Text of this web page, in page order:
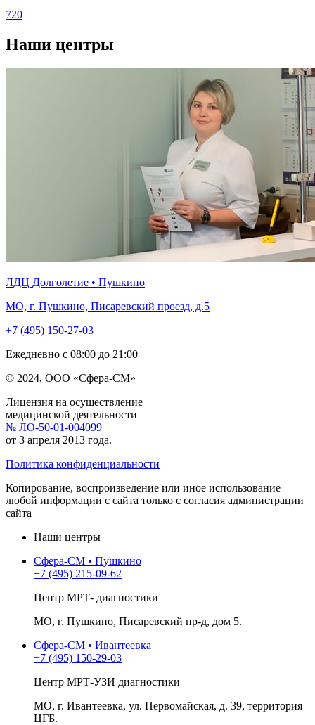
720
Наши центры
ЛДЦ Долголетие • Пушкино
МО, г. Пушкино, Писаревский проезд, д.5
+7 (495) 150-27-03
Ежедневно с 08:00 до 21:00
© 2024, ООО «Сфера-СМ»
Лицензия на осуществление
медицинской деятельности
№ ЛО-50-01-004099
от 3 апреля 2013 года.
Политика конфиденциальности
Копирование, воспроизведение или иное использование
любой информации с сайта только с согласия администрации
сайта
Наши центры
Сфера-СМ • Пушкино
+7 (495) 215-09-62
Центр МРТ- диагностики
МО, г. Пушкино, Писаревский пр-д, дом 5.
Сфера-СМ • Ивантеевка
+7 (495) 150-29-03
Центр МРТ-УЗИ диагностики
МО, г. Ивантеевка, ул. Первомайская, д. 39, территория
ЦГБ.